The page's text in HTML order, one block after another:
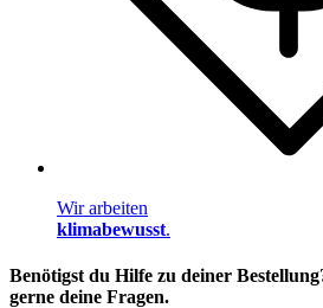
Wir arbeiten
klimabewusst.
Benötigst du Hilfe zu deiner
gerne deine Fragen.